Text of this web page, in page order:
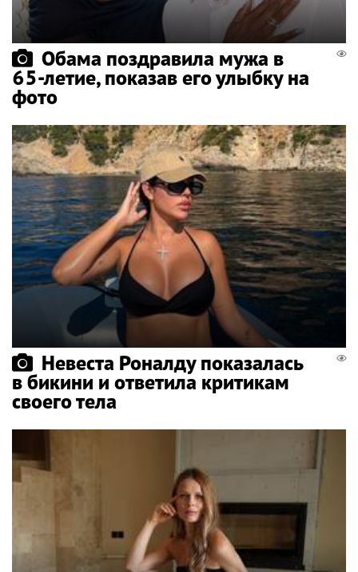
Обама поздравила мужа в
65-летие, показав его улыбку на
фото
Невеста Роналду показалась
в бикини и ответила критикам
своего тела